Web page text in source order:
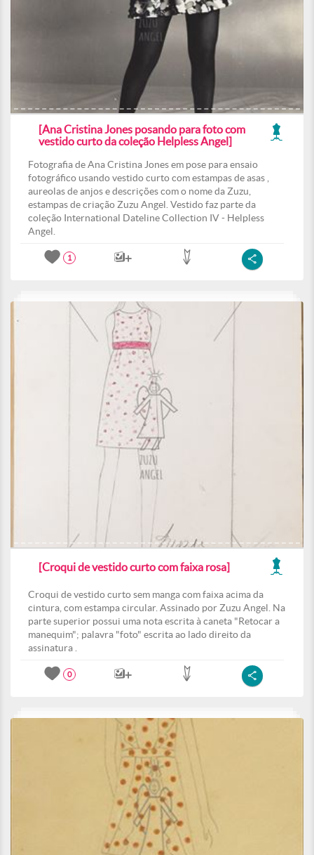
[Ana Cristina Jones posando para foto com
vestido curto da coleção Helpless Angel]
Fotografia de Ana Cristina Jones em pose para ensaio
fotográfico usando vestido curto com estampas de asas ,
aureolas de anjos e descrições com o nome da Zuzu,
estampas de criação Zuzu Angel. Vestido faz parte da
coleção International Dateline Collection IV - Helpless
Angel.
1
[Croqui de vestido curto com faixa rosa]
Croqui de vestido curto sem manga com faixa acima da
cintura, com estampa circular. Assinado por Zuzu Angel. Na
parte superior possui uma nota escrita à caneta "Retocar a
manequim"; palavra "foto" escrita ao lado direito da
assinatura .
0